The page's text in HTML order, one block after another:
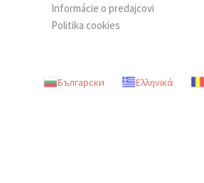
Informácie o predajcovi
Politika cookies
Български Ελληνικά